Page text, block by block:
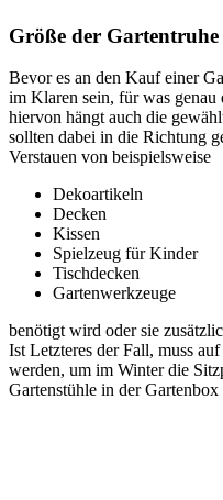
Größe der
Bevor es an den Kauf einer
im Klaren sein, für was
hiervon hängt auch die
sollten dabei in die Richtung
Verstauen von beispielsweise
Dekoartikeln
Decken
Kissen
Spielzeug für Kinder
Tischdecken
Gartenwerkzeuge
benötigt wird oder sie
Ist Letzteres der Fall, muss
werden, um im Winter die
Gartenstühle in der